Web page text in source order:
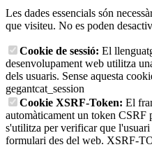
Les dades essencials són
que visiteu. No es poden
Cookie de sessió: El
desenvolupament web utilitza
dels usuaris. Sense aquesta
gegantcat_session
Cookie XSRF-Token: El
automàticament un token CSRF
s'utilitza per verificar que
formulari des del web. XSRF-